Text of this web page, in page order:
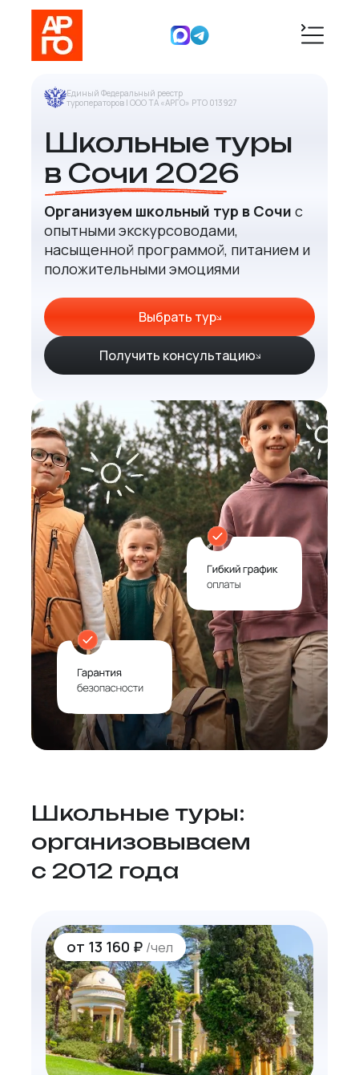
Единый Федеральный реестр
туроператоров | ООО ТА «АРГО» РТО 013927
Школьные туры
в Сочи 2026
Организуем школьный тур в Сочи с
опытными экскурсоводами,
насыщенной программой, питанием и
положительными эмоциями
Выбрать тур
Получить консультацию
Школьные туры:
организовываем
с 2012 года
от 13 160 ₽ /чел